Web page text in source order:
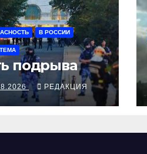
В РОССИИ
подрыва
РЕДАКЦИЯ